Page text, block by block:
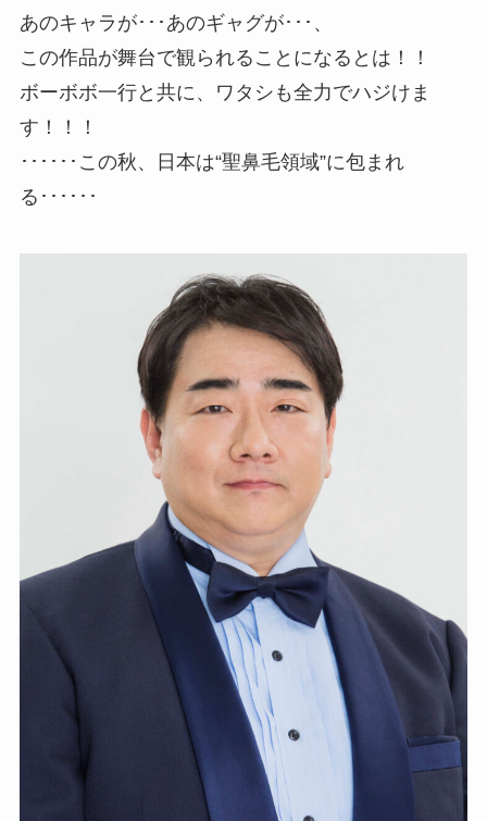
あのキャラが･･･あのギャグが･･･、
この作品が舞台で観られることになるとは！！
ボーボボ一行と共に、ワタシも全力でハジけま
す！！！
･･････この秋、日本は“聖鼻毛領域”に包まれ
る･･････